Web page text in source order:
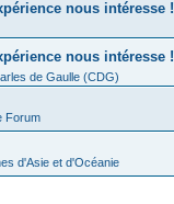
nous intéresse !
nous intéresse !
de Gaulle (CDG)
Forum
d'Asie et d'Océanie